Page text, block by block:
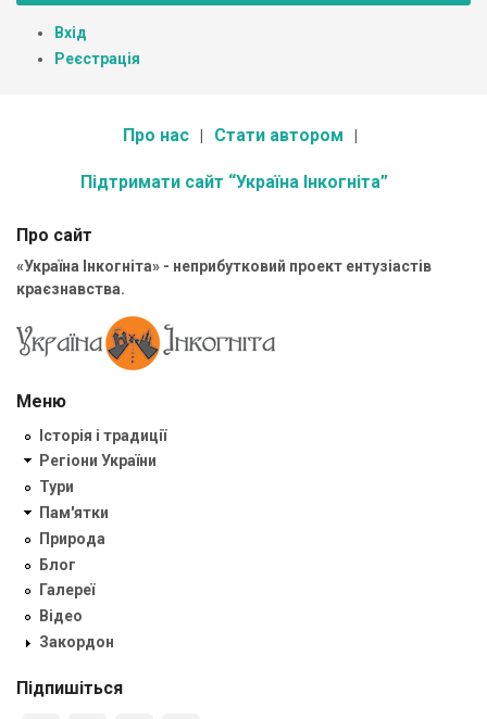
Вхід
Реєстрація
Про нас Стати автором
Підтримати сайт “Україна Інкогніта”
Про сайт
«Україна Інкогніта» - неприбутковий проект ентузіастів
краєзнавства.
Меню
Історія і традиції
Регіони України
Тури
Пам'ятки
Природа
Блог
Галереї
Відео
Закордон
Підпишіться